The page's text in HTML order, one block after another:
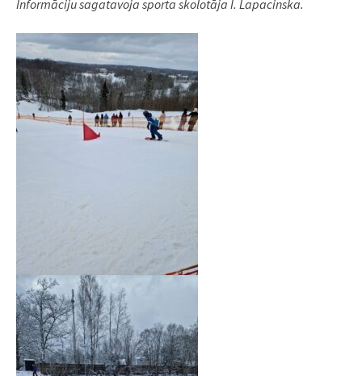
Informāciju sagatavoja sporta skolotāja I. Lapacinska.